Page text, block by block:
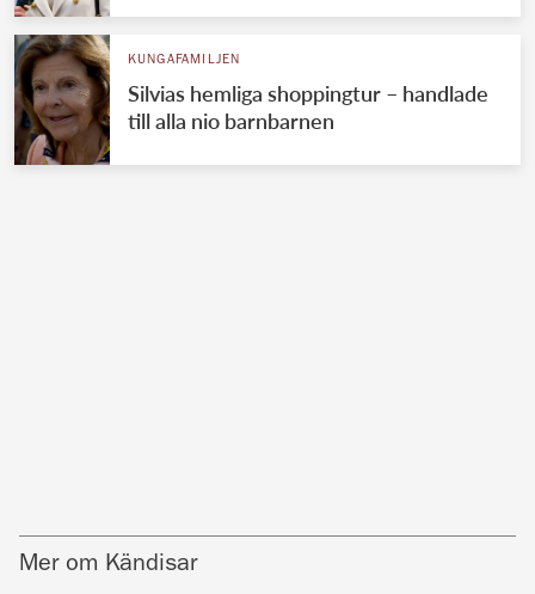
KUNGAFAMILJEN
Silvias hemliga shoppingtur – handlade
till alla nio barnbarnen
Mer om Kändisar